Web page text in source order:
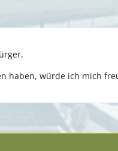
haben, würde ich mich